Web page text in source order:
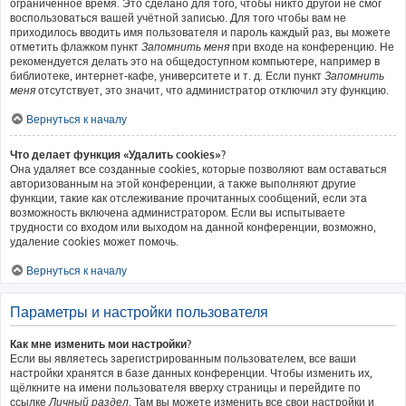
ограниченное время. Это сделано для того, чтобы никто другой не смог
воспользоваться вашей учётной записью. Для того чтобы вам не
приходилось вводить имя пользователя и пароль каждый раз, вы можете
отметить флажком пункт Запомнить меня при входе на конференцию. Не
рекомендуется делать это на общедоступном компьютере, например в
библиотеке, интернет-кафе, университете и т. д. Если пункт Запомнить
меня отсутствует, это значит, что администратор отключил эту функцию.
Вернуться к началу
Что делает функция «Удалить cookies»?
Она удаляет все созданные cookies, которые позволяют вам оставаться
авторизованным на этой конференции, а также выполняют другие
функции, такие как отслеживание прочитанных сообщений, если эта
возможность включена администратором. Если вы испытываете
трудности со входом или выходом на данной конференции, возможно,
удаление cookies может помочь.
Вернуться к началу
Параметры и настройки пользователя
Как мне изменить мои настройки?
Если вы являетесь зарегистрированным пользователем, все ваши
настройки хранятся в базе данных конференции. Чтобы изменить их,
щёлкните на имени пользователя вверху страницы и перейдите по
ссылкеЛичный раздел. Там вы можете изменить все свои настройки и